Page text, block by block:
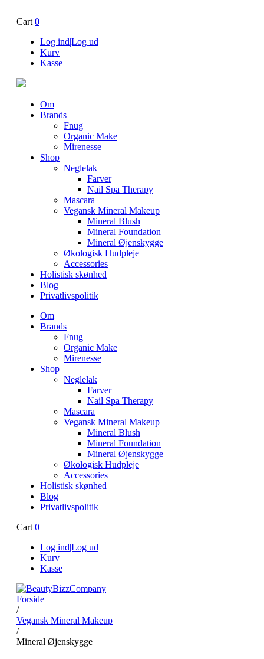
Cart 0
Log ind|Log ud
Kurv
Kasse
Om
Brands
Fnug
Organic Make
Mirenesse
Shop
Neglelak
Farver
Nail Spa Therapy
Mascara
Vegansk Mineral Makeup
Mineral Blush
Mineral Foundation
Mineral Øjenskygge
Økologisk Hudpleje
Accessories
Holistisk skønhed
Blog
Privatlivspolitik
Om
Brands
Fnug
Organic Make
Mirenesse
Shop
Neglelak
Farver
Nail Spa Therapy
Mascara
Vegansk Mineral Makeup
Mineral Blush
Mineral Foundation
Mineral Øjenskygge
Økologisk Hudpleje
Accessories
Holistisk skønhed
Blog
Privatlivspolitik
Cart 0
Log ind|Log ud
Kurv
Kasse
Forside
/
Vegansk Mineral Makeup
/
Mineral Øjenskygge